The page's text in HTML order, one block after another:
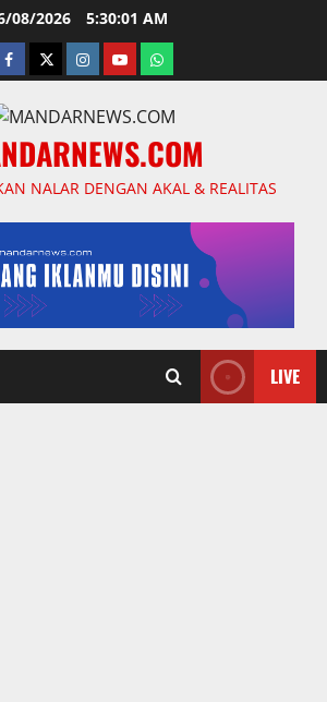
08/2026 5:30:02 AM
facebooktwitterinstagram.com
youtubewhatsapp
NALAR DENGAN AKAL & REALITAS
LIVE